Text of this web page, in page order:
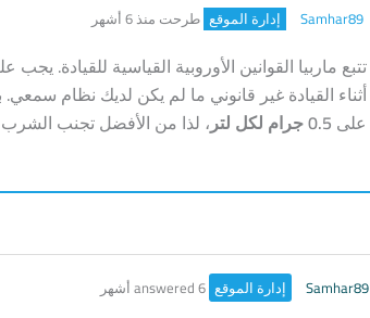
Samhar89 إدارة الموقع طرحت منذ 6 أشهر
تتبع ماربيا القوانين الأوروبية القياسية للقيادة. يجب
أثناء القيادة غير قانوني ما لم يكن لديك نظام
على 0.5 جرام لكل لتر ، لذا من الأفضل تجنب الشرب
Samhar89 إدارة الموقع